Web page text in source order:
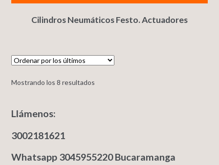
Cilindros Neumáticos Festo. Actuadores
Mostrando los 8 resultados
Llámenos:
3002181621
Whatsapp 3045955220 Bucaramanga